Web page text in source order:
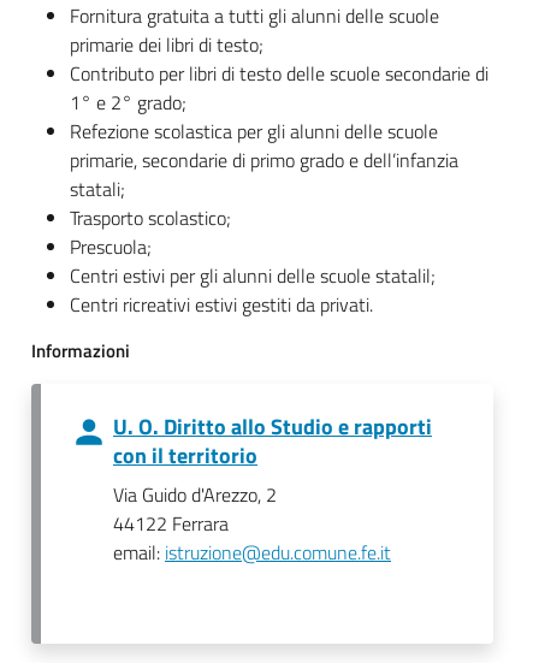
Fornitura gratuita a tutti gli alunni delle scuole
primarie dei libri di testo;
Contributo per libri di testo delle scuole secondarie di
1° e 2° grado;
Refezione scolastica per gli alunni delle scuole
primarie, secondarie di primo grado e dell’infanzia
statali;
Trasporto scolastico;
Prescuola;
Centri estivi per gli alunni delle scuole statalil;
Centri ricreativi estivi gestiti da privati.
Informazioni
U. O. Diritto allo Studio e rapporti
con il territorio
Via Guido d'Arezzo, 2
44122 Ferrara
email: istruzione@edu.comune.fe.it